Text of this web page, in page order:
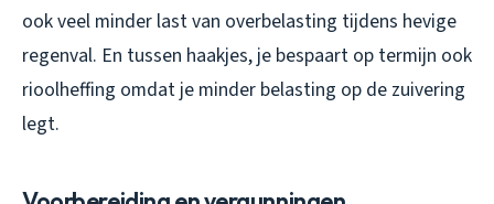
ook veel minder last van overbelasting tijdens hevige
regenval. En tussen haakjes, je bespaart op termijn ook
rioolheffing omdat je minder belasting op de zuivering
legt.